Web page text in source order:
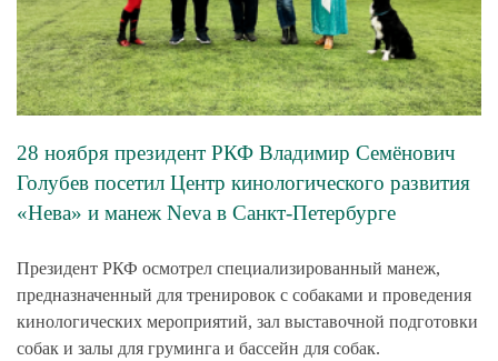
28 ноября президент РКФ Владимир Семёнович
Голубев посетил Центр кинологического развития
«Нева» и манеж Neva в Санкт-Петербурге
Президент РКФ осмотрел специализированный манеж,
предназначенный для тренировок с собаками и проведения
кинологических мероприятий, зал выставочной подготовки
собак и залы для груминга и бассейн для собак.